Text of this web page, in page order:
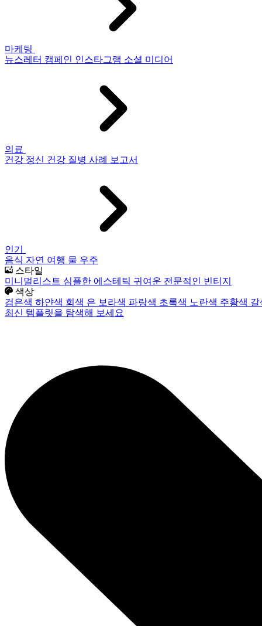
마케팅
뉴스레터 캠페인 인스타그램 소셜 미디어
의료
건강 정신 건강 질병 사례 보고서
인기
음식 자연 여행 물 우주
스타일
미니멀리스트 심플한 에스테틱 귀여운 전문적인 빈티지
색상
검은색 하얀색 회색 은 보라색 파랑색 초록색 노란색 주황색
최신 템플릿을 탐색해 보세요